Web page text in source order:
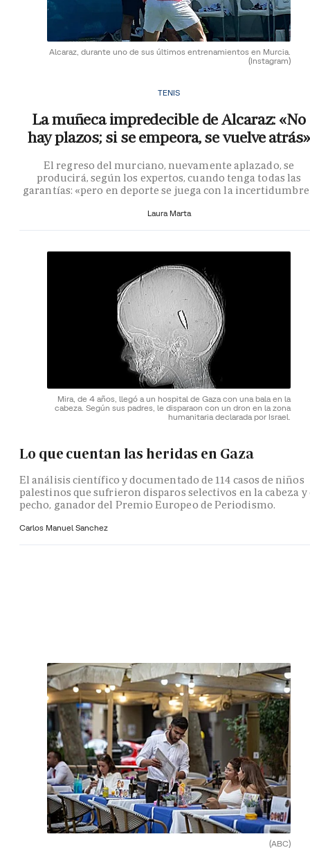
Alcaraz, durante uno de sus últimos entrenamientos en Murcia.
(Instagram)
TENIS
La muñeca impredecible de Alcaraz: «No
hay plazos; si se empeora, se vuelve atrás»
El regreso del murciano, nuevamente aplazado, se
producirá, según los expertos, cuando tenga todas las
garantías: «pero en deporte se juega con la
Laura Marta
Mira, de 4 años, llegó a un hospital de Gaza con una bala en la
cabeza. Según sus padres, le disparaon con un dron en la zona
humanitaria declarada por Israel.
Lo que cuentan las heridas en Gaza
El análisis científico y documentado de 114 casos de niños
palestinos que sufrieron disparos selectivos en la cabeza y
pecho, ganador del Premio Europeo de Periodismo.
Carlos Manuel Sanchez
(ABC)